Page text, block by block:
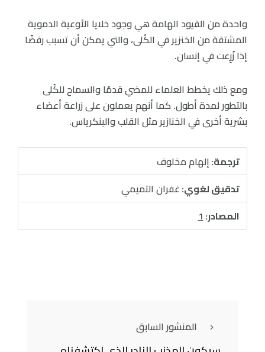
واحدة من القيود الهامة هي وجود خلايا الأوعية الدموية
المشتقة من الخنزير في الكُلى، والتي يمكن أن تسبب رفضًا
إذا زُرِعت في إنسان.
ومع ذلك يخطط العلماء للمضي قدمًا والسماح للكُلى
بالتطور لمدة أطول. كما أنهم يعملون على زراعة أعضاء
بشرية أخرى في الخنازير مثل القلب والبنكرياس.
ترجمة:إلهام مخلوف
تدقيق لغوي:غفران التميمي
المصادر:1
المنشور السابق